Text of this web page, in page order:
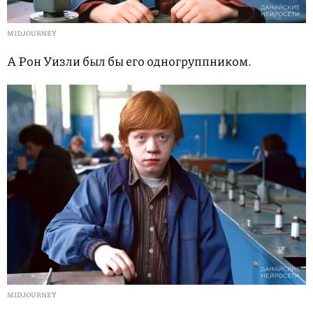
MIDJOURNEY
А Рон Уизли был бы его одногруппником.
MIDJOURNEY